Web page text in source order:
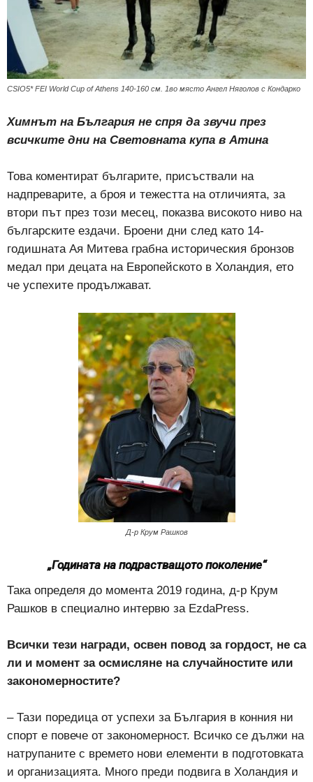
CSIO5* FEI World Cup of Athens 140-160 см. 1во място Ангел Няголов с Кондарко
Химнът на България не спря да звучи през
всичките дни на Световната купа в Атина
Това коментират българите, присъствали на
надпреварите, а броя и тежестта на отличията, за
втори път през този месец, показва високото ниво на
българските ездачи. Броени дни след като 14-
годишната Ая Митева грабна историческия бронзов
медал при децата на Европейското в Холандия, ето
че успехите продължават.
Д-р Крум Рашков
„Годинатана подрастващото поколение“
Така определя до момента 2019 година, д-р Крум
Рашков в специално интервю за EzdaPress.
Всички тези награди, освен повод за гордост, не са
ли и момент за осмисляне на случайностите или
закономерностите?
– Тази поредица от успехи за България в конния ни
спорт е повече от закономерност. Всичко се дължи на
натрупаните с времето нови елементи в подготовката
и организацията. Много преди подвига в Холандия и